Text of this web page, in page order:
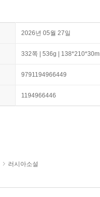
2026년 05월 27일
332쪽 | 536g |
9791194966449
1194966446
러시아소설